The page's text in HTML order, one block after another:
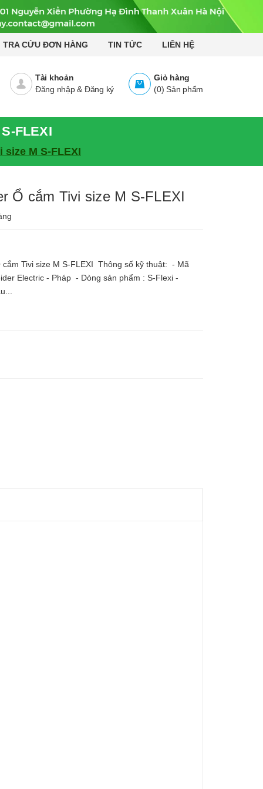
TRA CỨU ĐƠN HÀNG TIN TỨC LIÊN HỆ
Giỏ hàng
(0) Sản phẩm
Tài khoản
Đăng nhập& Đăng ký
FLEXI
size M S-FLEXI
Ổ cắm Tivi size M S-FLEXI
Tivi size M S-FLEXI Thông số kỹ thuật: - Mã
Electric - Pháp - Dòng sản phẩm : S-Flexi -